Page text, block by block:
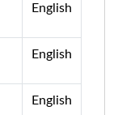
English
English
English